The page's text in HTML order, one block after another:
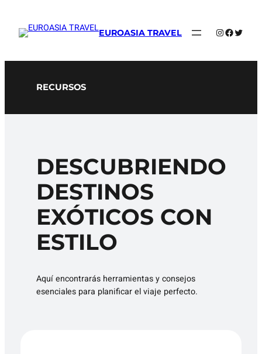
contenido
EUROASIA TRAVEL InstagramTwitter
RECURSOS
DESCUBRIENDO
DESTINOS
EXÓTICOS CON
ESTILO
Aquí encontrarás herramientas y consejos
esenciales para planificar el viaje perfecto.